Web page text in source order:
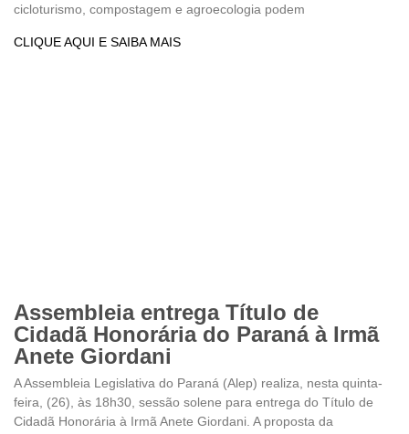
cicloturismo, compostagem e agroecologia podem
CLIQUE AQUI E SAIBA MAIS
Assembleia entrega Título de
Cidadã Honorária do Paraná à Irmã
Anete Giordani
A Assembleia Legislativa do Paraná (Alep) realiza, nesta quinta-
feira, (26), às 18h30, sessão solene para entrega do Título de
Cidadã Honorária à Irmã Anete Giordani. A proposta da